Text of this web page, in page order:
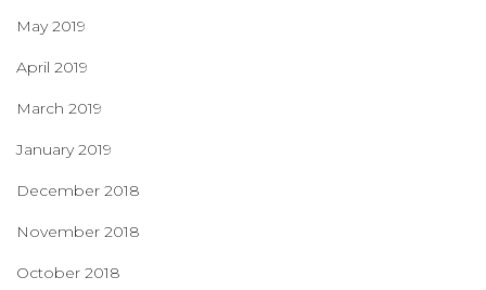
May 2019
April 2019
March 2019
January 2019
December 2018
November 2018
October 2018